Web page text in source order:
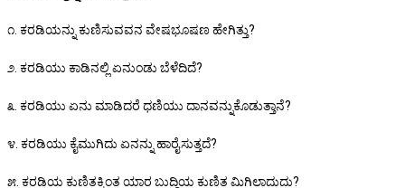
೧. ಕರಡಿಯನ್ನು ಕುಣಿಸುವವನ ವೇಷಭೂಷಣ ಹೇಗಿತ್ತು?
೨. ಕರಡಿಯು ಕಾಡಿನಲ್ಲಿ ಏನುಂಡು ಬೆಳೆದಿದೆ?
೩. ಕರಡಿಯು ಏನು ಮಾಡಿದರೆ ಧಣಿಯು ದಾನವನ್ನುಕೊಡುತ್ತಾನೆ?
೪. ಕರಡಿಯು ಕೈಮುಗಿದು ಏನನ್ನು ಹಾರೈಸುತ್ತದೆ?
೫. ಕರಡಿಯ ಕುಣಿತಕ್ಕಿಂತ ಯಾರ ಬುದ್ಧಿಯ ಕುಣಿತ ಮಿಗಿಲಾದುದು?